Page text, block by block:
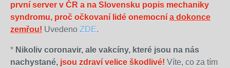
první server v ČR a na Slovensku popis mechaniky
syndromu, proč očkovaní lidé onemocnía dokonce
zemřou! Uvedeno ZDE.
* Nikoliv coronavir, ale vakcíny, které jsou na nás
nachystané, jsou zdraví velice škodlivé! Víte, co za tím